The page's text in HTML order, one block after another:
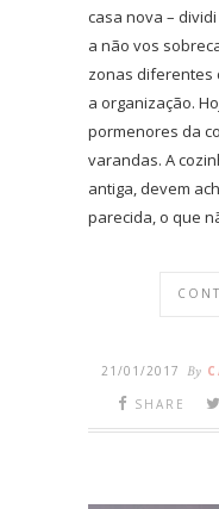
casa nova –
a não vos
zonas diferentes
a organização.
pormenores da
varandas. A
antiga, devem
parecida, o que
21/01/2017 By
SHARE